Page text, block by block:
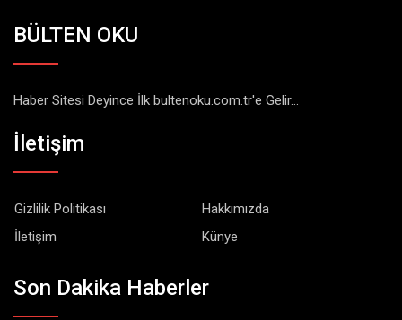
BÜLTEN OKU
Haber Sitesi Deyince İlk bultenoku.com.tr'e Gelir...
İletişim
Gizlilik Politikası
Hakkımızda
İletişim
Künye
Son Dakika Haberler